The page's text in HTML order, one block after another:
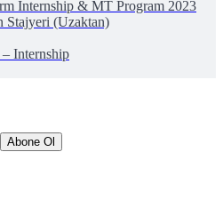
Internship & MT Program 2023
Stajyeri (Uzaktan)
Internship
Abone Ol